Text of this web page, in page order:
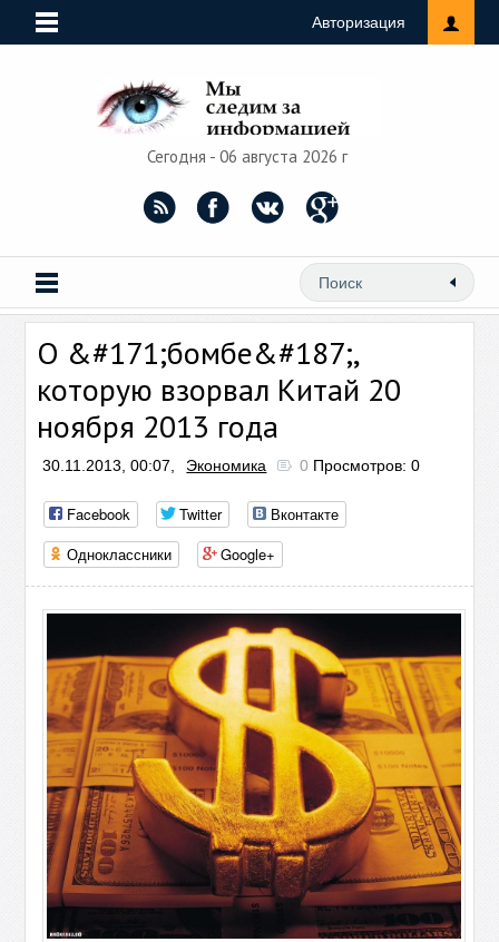
Авторизация
Сегодня - 06 августа 2026 г
О &#171;бомбе&#187;,
которую взорвал Китай 20
ноября 2013 года
30.11.2013, 00:07, Экономика 0 Просмотров: 0
Facebook Twitter
Вконтакте
Одноклассники
Google+